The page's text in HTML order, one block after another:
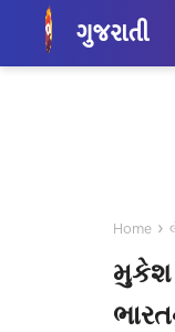
ગુજરાતી
Home ›
મુકેશ